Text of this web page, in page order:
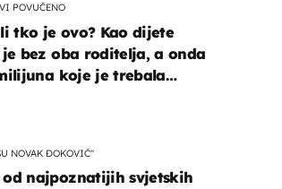
POVUČENO
tko je ovo? Kao dijete
bez oba roditelja, a onda
koje je trebala
NOVAK ĐOKOVIĆ"
od najpoznatijih svjetskih